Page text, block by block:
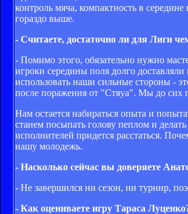
контроль мяча, компактность в
гораздо выше.
- Считаете, достаточно ли для Лиги
- Помимо этого, обязательно нужно
игроки середины поля долго
использовать наши сильные стороны -
после поражения от "Стяуа". Мы до сих
Нам остается набираться опыта и
станем посыпать голову пеплом и
исполнителей придется расстаться.
нашу молодежь.
- Насколько сейчас вы доверяете
- Не завершился ни сезон, ни турнир,
- Как оцениваете игру Тараса